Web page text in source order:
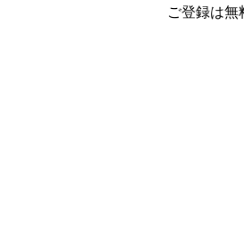
ご登録は無